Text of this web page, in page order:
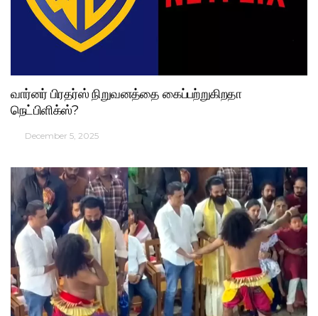
வார்னர் பிரதர்ஸ் நிறுவனத்தை கைப்பற்றுகிறதா
நெட்பிளிக்ஸ்?
December 5, 2025